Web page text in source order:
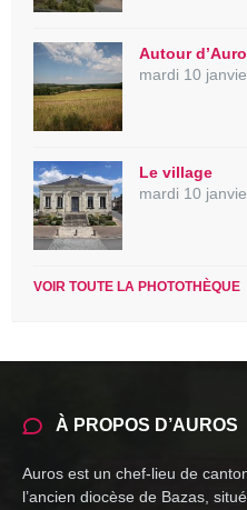
Autour
mardi 10
Le village
mardi 10
VOIR TOUTE LA PHOTOTHÈQUE
À PROPOS D’AUROS
Auros est un chef-lieu de
l’ancien diocèse de Bazas,